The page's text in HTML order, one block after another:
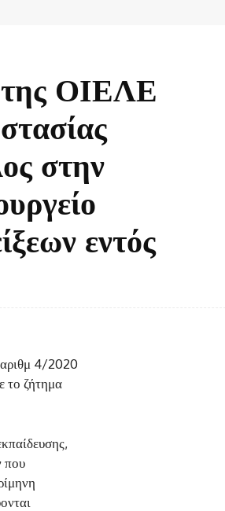
της ΟΙΕΛΕ
στην
εντός
αριθμ 4/2020
το ζήτημα
που